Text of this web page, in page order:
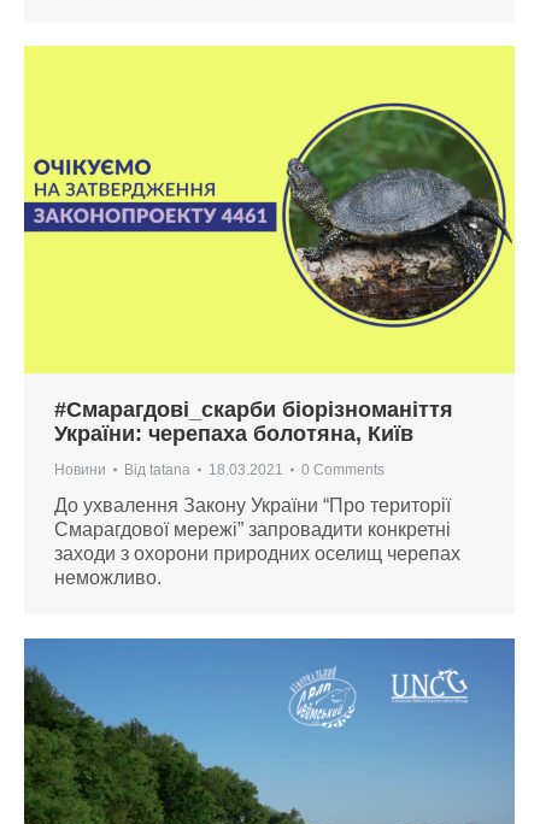
#Смарагдові_скарби біорізноманіття
України: черепаха болотяна, Київ
Новини Від tatana 18.03.2021 0 Comments
До ухвалення Закону України “Про території
Смарагдової мережі” запровадити конкретні
заходи з охорони природних оселищ черепах
неможливо.